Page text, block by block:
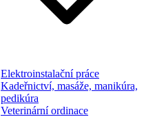
Elektroinstalační práce
Kadeřnictví, masáže, manikúra,
pedikúra
Veterinární ordinace